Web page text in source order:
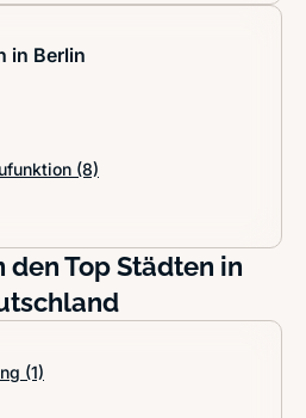
in Berlin
(8)
den Top Städten in
(1)